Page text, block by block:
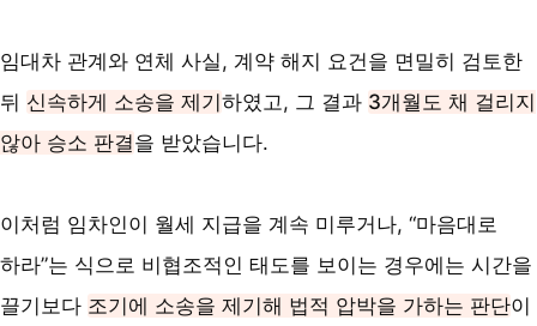
임대차 관계와 연체 사실, 계약 해지 요건을 면밀히 검토한
뒤 신속하게 소송을 제기하였고, 그 결과 3개월도 채 걸리지
않아 승소 판결을 받았습니다.
이처럼 임차인이 월세 지급을 계속 미루거나, “마음대로
하라”는 식으로 비협조적인 태도를 보이는 경우에는 시간을
끌기보다 조기에 소송을 제기해 법적 압박을 가하는 판단이